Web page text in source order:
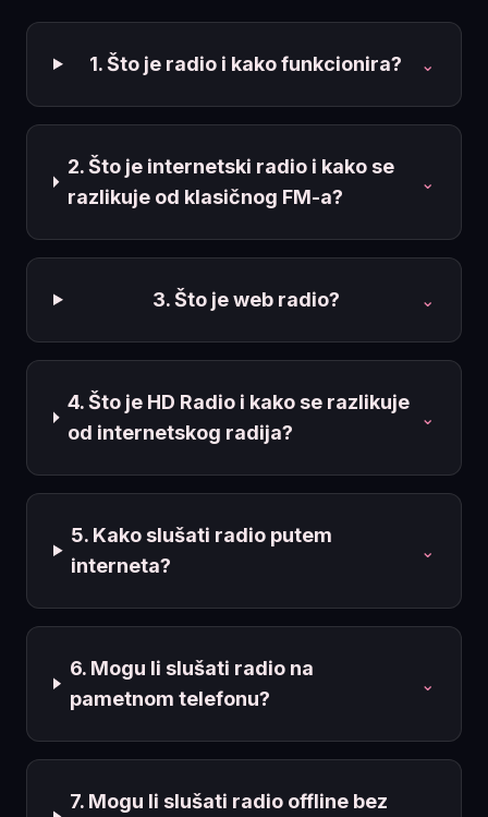
1. Što je radio i kako funkcionira? ⌄
2. Što je internetski radio i kako se
razlikuje od klasičnog FM-a?
⌄
3. Što je web radio? ⌄
4. Što je HD Radio i kako se razlikuje
od internetskog radija?
⌄
5. Kako slušati radio putem
interneta?
⌄
6. Mogu li slušati radio na
pametnom telefonu?
⌄
7. Mogu li slušati radio offline bez